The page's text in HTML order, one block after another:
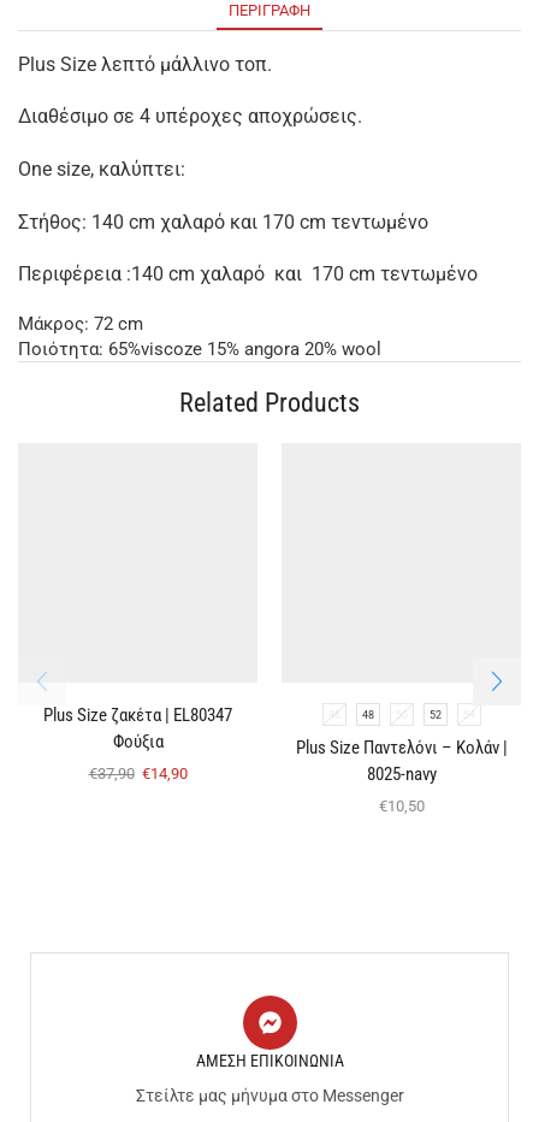
ΠΕΡΙΓΡΑΦΉ
Plus Size λεπτό μάλλινο τοπ.
Διαθέσιμο σε 4 υπέροχες αποχρώσεις.
One size, καλύπτει:
Στήθος: 140 cm χαλαρό και 170 cm τεντωμένο
Περιφέρεια :140 cm χαλαρό και 170 cm τεντωμένο
Μάκρος: 72 cm
Ποιότητα: 65%viscoze 15% angora 20% wool
Related Products
Plus Size ζακέτα | EL80347
Φούξια
€37,90 €14,90
46 48 50 52 54
Plus Size Παντελόνι – Κολάν |
8025-navy
€10,50
ΑΜΕΣΗ ΕΠΙΚΟΙΝΩΝΙΑ
Στείλτε μας μήνυμα στο Messenger